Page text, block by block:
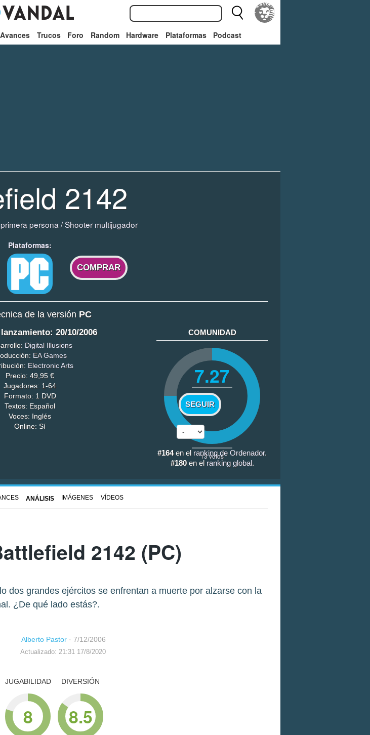
Avances Trucos Foro Random Hardware Plataformas Podcast
2142
persona /Shooter multijugador
Plataformas:
COMPRAR
de la versión PC
lanzamiento: 20/10/2006
Digital Illusions
EA Games
Electronic Arts
Precio: 49,95 €
Jugadores: 1-64
Formato: 1 DVD
Textos: Español
Voces: Inglés
Online: Sí
COMUNIDAD
7.27
SEGUIR
13votos
#164en el ranking de Ordenador.
#180en el ranking global .
ANÁLISIS IMÁGENES VÍDEOS
2142 (PC)
dos grandes ejércitos se enfrentan a muerte por alzarse con la
¿De qué lado estás?.
Alberto Pastor · 7/12/2006
Actualizado: 21:31 17/8/2020
DIVERSIÓN
8.5
JUGABILIDAD
8